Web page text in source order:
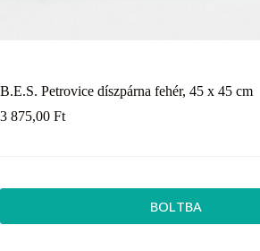
B.E.S. Petrovice díszpárna fehér, 45 x 45 cm
3 875,00 Ft
BOLTBA